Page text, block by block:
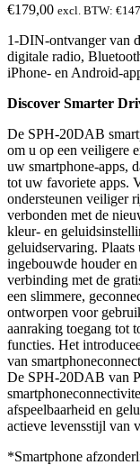
€179,00 excl. BTW: €
1-DIN-ontvanger van
digitale radio,
iPhone- en Android-
Discover Smarter
De SPH-20DAB
om u op een veiligere
uw smartphone-apps,
tot uw favoriete apps.
ondersteunen veiliger
verbonden met de
kleur- en
geluidservaring.
ingebouwde houder
verbinding met de
een slimmere,
ontworpen voor
aanraking toegang tot
functies. Het
van
De SPH-20DAB van
afspeelbaarheid en
actieve levensstijl van
*Smartphone